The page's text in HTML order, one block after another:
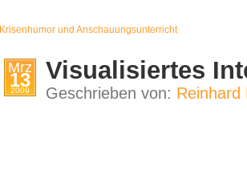
Krisenhumor und Anschauungsunterricht
Mrz
13
2009
Visualisiertes
Geschrieben von: Reinhard